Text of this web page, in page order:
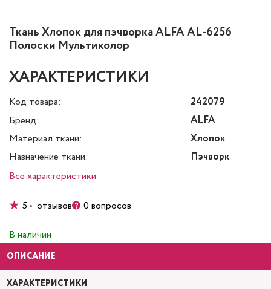
Ткань Хлопок для пэчворка ALFA AL-6256
Полоски Мультиколор
ХАРАКТЕРИСТИКИ
Код товара:
242079
Бренд:
ALFA
Материал ткани:
Хлопок
Назначение ткани:
Пэчворк
Все характеристики
5 • отзывов 0 вопросов
В наличии
ОПИСАНИЕ
ХАРАКТЕРИСТИКИ